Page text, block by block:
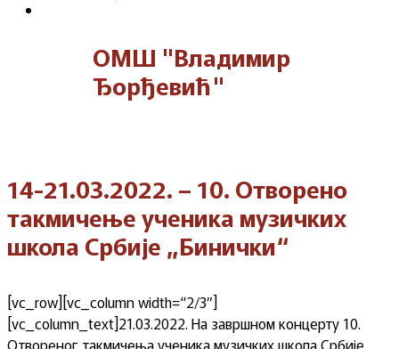
ОМШ "Владимир
Ђорђевић"
14-21.03.2022. – 10. Отворено
такмичење ученика музичких
школа Србије „Бинички“
[vc_row][vc_column width=“2/3″]
[vc_column_text]21.03.2022. На завршном концерту 10.
Отвореног такмичења ученика музичких школа Србије